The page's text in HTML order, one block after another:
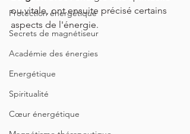
Protection énergétique
Secrets de magnétiseur
Académie des énergies
Energétique
Spiritualité
Cœur énergétique
ou vitale, ont ensuite précisé certains
aspects de l'énergie.